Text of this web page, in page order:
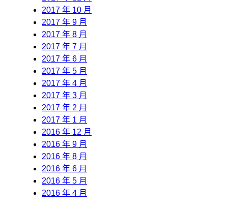
2017 年 10 月
2017 年 9 月
2017 年 8 月
2017 年 7 月
2017 年 6 月
2017 年 5 月
2017 年 4 月
2017 年 3 月
2017 年 2 月
2017 年 1 月
2016 年 12 月
2016 年 9 月
2016 年 8 月
2016 年 6 月
2016 年 5 月
2016 年 4 月